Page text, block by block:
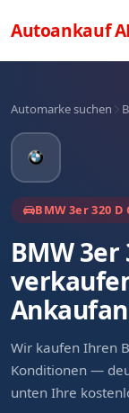
Autoankauf
Automarke suchen
BMW 3er 320
BMW 3er
Wir kaufen Ihren
Konditionen —
unten Ihre